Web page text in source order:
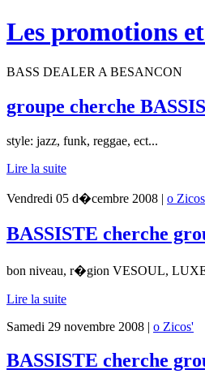
Les promotions
BASS DEALER A BESANCON
groupe cherche
style: jazz, funk, reggae, ect...
Lire la suite
Vendredi 05 d�cembre 2008 | o
BASSISTE cherche
bon niveau, r�gion VESOUL,
Lire la suite
Samedi 29 novembre 2008 | o Zicos'
BASSISTE cherche